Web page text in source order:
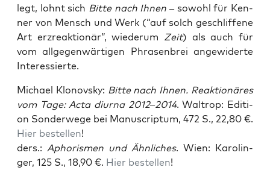
legt, lohnt sich Bit­te nach Ihnen – sowohl für Ken­
ner von Mensch und Werk (“auf solch geschlif­fe­ne
Art erz­re­ak­tio­när”, wie­der­um Zeit) als auch für
vom all­ge­gen­wär­ti­gen Phra­sen­brei ange­wi­der­te
Interessierte.
Micha­el Klo­novs­ky: Bit­te nach Ihnen. Reak­tio­nä­res
vom Tage: Acta diur­na 2012–2014. Wal­trop: Edi­ti­
on Son­der­we­ge bei Manu­scrip­tum, 472 S., 22,80 €.
Hier bestel­len!
ders.: Apho­ris­men und Ähn­li­ches. Wien: Karo­lin­
ger, 125 S., 18,90 €. Hier bestel­len!